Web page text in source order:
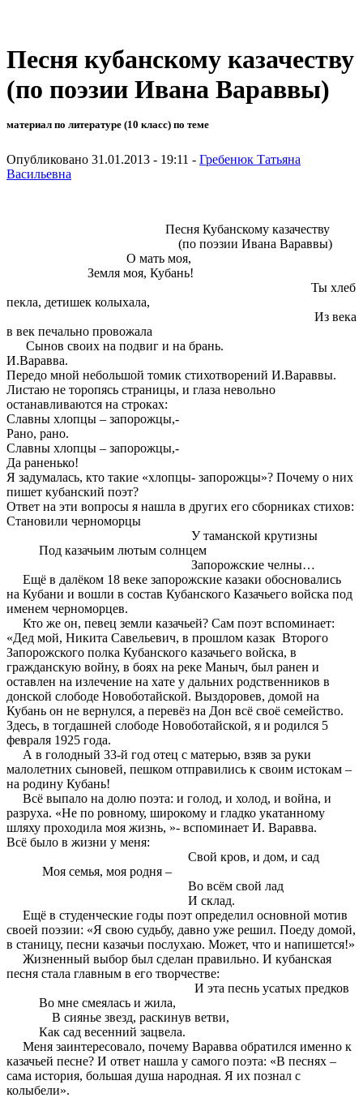
Песня кубанскому казачеству
(по поэзии Ивана Вараввы)
материал по литературе (10 класс) по теме
Опубликовано 31.01.2013 - 19:11 - Гребенюк Татьяна
Васильевна
Песня Кубанскому казачеству
(по поэзии Ивана Вараввы)
О мать моя,
Земля моя, Кубань!
Ты хлеб
пекла, детишек колыхала,
Из века
в век печально провожала
Сынов своих на подвиг и на брань.
И.Варавва.
Передо мной небольшой томик стихотворений И.Вараввы.
Листаю не торопясь страницы, и глаза невольно
останавливаются на строках:
Славны хлопцы – запорожцы,-
Рано, рано.
Славны хлопцы – запорожцы,-
Да раненько!
Я задумалась, кто такие «хлопцы- запорожцы»? Почему о них
пишет кубанский поэт?
Ответ на эти вопросы я нашла в других его сборниках стихов:
Становили черноморцы
У таманской крутизны
Под казачьим лютым солнцем
Запорожские челны…
Ещё в далёком 18 веке запорожские казаки обосновались
на Кубани и вошли в состав Кубанского Казачьего войска под
именем черноморцев.
Кто же он, певец земли казачьей? Сам поэт вспоминает:
«Дед мой, Никита Савельевич, в прошлом казак Второго
Запорожского полка Кубанского казачьего войска, в
гражданскую войну, в боях на реке Маныч, был ранен и
оставлен на излечение на хате у дальних родственников в
донской слободе Новоботайской. Выздоровев, домой на
Кубань он не вернулся, а перевёз на Дон всё своё семейство.
Здесь, в тогдашней слободе Новоботайской, я и родился 5
февраля 1925 года.
А в голодный 33-й год отец с матерью, взяв за руки
малолетних сыновей, пешком отправились к своим истокам –
на родину Кубань!
Всё выпало на долю поэта: и голод, и холод, и война, и
разруха. «Не по ровному, широкому и гладко укатанному
шляху проходила моя жизнь, »- вспоминает И. Варавва.
Всё было в жизни у меня:
Свой кров, и дом, и сад
Моя семья, моя родня –
Во всём свой лад
И склад.
Ещё в студенческие годы поэт определил основной мотив
своей поэзии: «Я свою судьбу, давно уже решил. Поеду домой,
в станицу, песни казачьи послухаю. Может, что и напишется!»
Жизненный выбор был сделан правильно. И кубанская
песня стала главным в его творчестве:
И эта песнь усатых предков
Во мне смеялась и жила,
В сиянье звезд, раскинув ветви,
Как сад весенний зацвела.
Меня заинтересовало, почему Варавва обратился именно к
казачьей песне? И ответ нашла у самого поэта: «В песнях –
сама история, большая душа народная. Я их познал с
колыбели».